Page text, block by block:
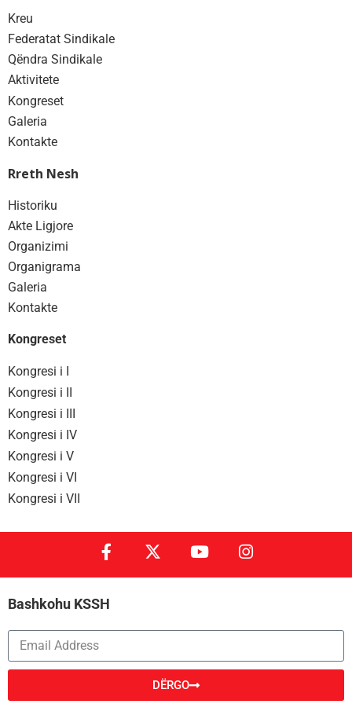
Kreu
Federatat Sindikale
Qëndra Sindikale
Aktivitete
Kongreset
Galeria
Kontakte
Rreth Nesh
Historiku
Akte Ligjore
Organizimi
Organigrama
Galeria
Kontakte
Kongreset
Kongresi i I
Kongresi i II
Kongresi i III
Kongresi i IV
Kongresi i V
Kongresi i VI
Kongresi i VII
Bashkohu KSSH
DËRGO